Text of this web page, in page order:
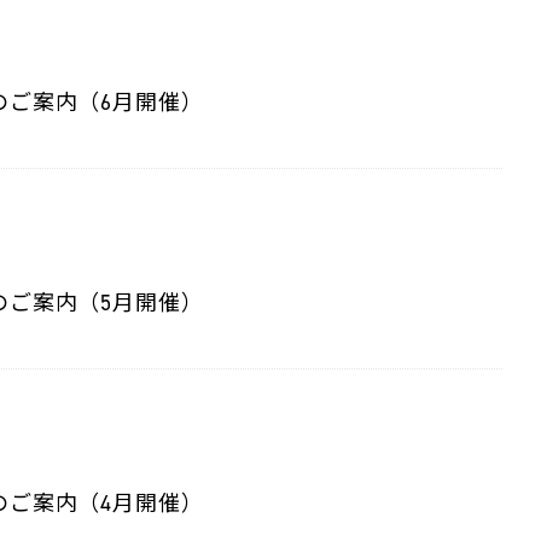
案内（6月開催）
案内（5月開催）
案内（4月開催）